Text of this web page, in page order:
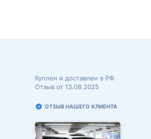
Куплен и доставлен в РФ.
Отзыв от 13.08.2025
ОТЗЫВ НАШЕГО КЛИЕНТА